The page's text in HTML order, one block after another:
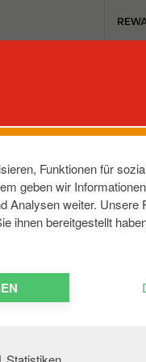
Funktionen für
geben wir
Analysen weiter. Unsere
ihnen bereitgestellt
u